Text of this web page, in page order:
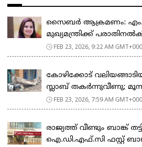
സൈബർ ആക്രമണം:
മുഖ്യമന്ത്രിക്ക്
FEB 23, 2026, 9:22 AM
കോഴിക്കോട്
സ്ലാബ് തകർന്നുവീണു;
FEB 23, 2026, 7:59 AM
രാജ്യത്ത് വീണ്ടും ബാങ്ക്
ഐ.ഡി.എഫ്.സി ഫസ്റ്റ്